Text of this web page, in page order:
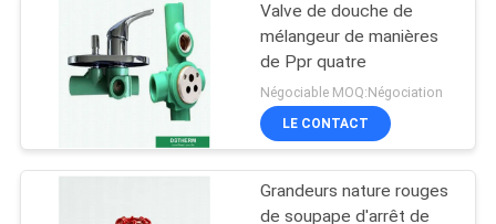
Valve de douche de
mélangeur de manières
de Ppr quatre
Négociable MOQ:Négociation
LE CONTACT
Grandeurs nature rouges
de soupape d'arrêt de